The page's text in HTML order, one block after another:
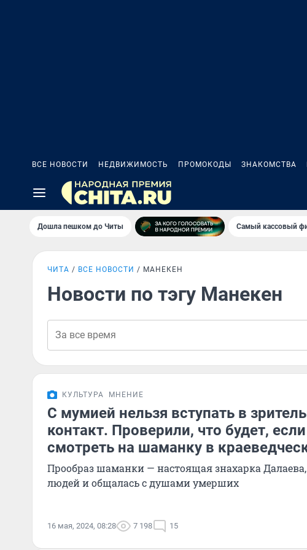
ВСЕ НОВОСТИ НЕДВИЖИМОСТЬ ПРОМОКОДЫ ЗНАКОМСТВА
Дошла пешком до Читы Самый кассовый
ЧИТА ВСЕ НОВОСТИ МАНЕКЕН
Новости по тэгу Манекен
КУЛЬТУРА МНЕНИЕ
С мумией нельзя вступать в
контакт. Проверили, что будет,
смотреть на шаманку в
Прообраз шаманки — настоящая знахарка
людей и общалась с душами умерших
16 мая, 2024, 08:28 7 198 15